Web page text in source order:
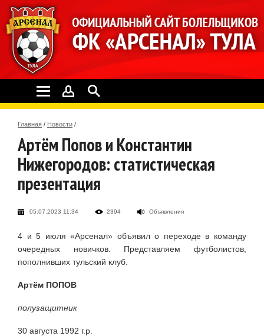
Главная / Новости /
Артём Попов и Константин
Нижегородов: статистическая
презентация
05.07.2023 11:34 2394 Объявления
4 и 5 июля «Арсенал» объявил о переходе в команду
очередных новичков. Представляем футболистов,
пополнивших тульский клуб.
Артём ПОПОВ
полузащитник
30 августа 1992 г.р.